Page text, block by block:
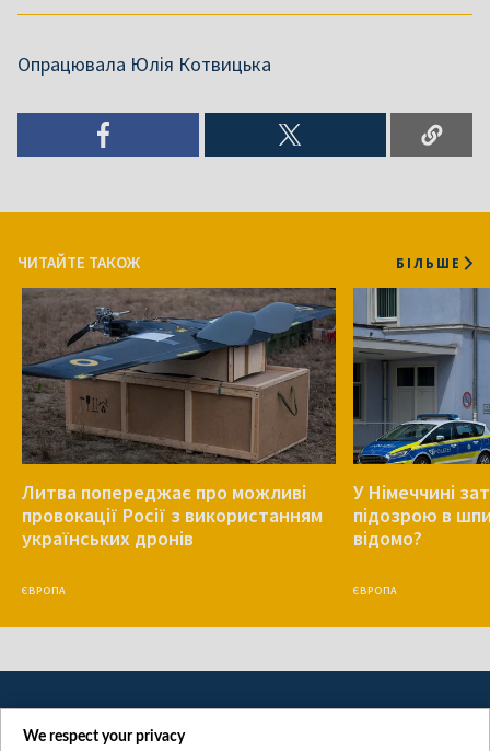
Опрацювала Юлія Котвицька
ЧИТАЙТЕ ТАКОЖ БІЛЬШЕ
Литва попереджає про можливі
провокації Росії з використанням
українських дронів
ЄВРОПА
У Німеччині
підозрою в
відомо?
ЄВРОПА
We respect your privacy